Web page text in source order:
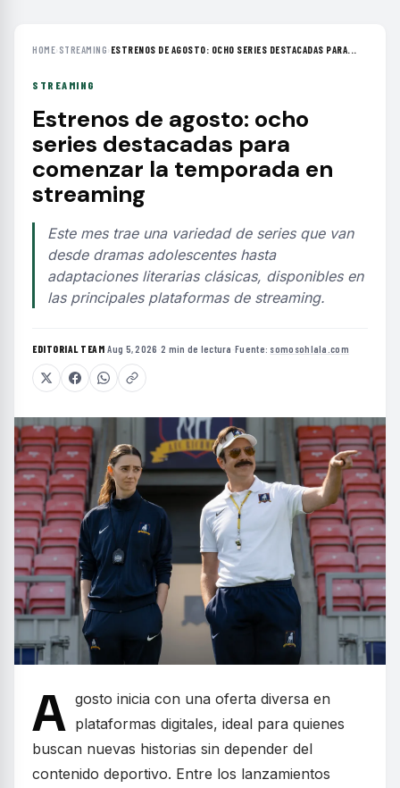
HOME› STREAMING› ESTRENOS DE AGOSTO: OCHO SERIES DESTACADAS PARA...
STREAMING
Estrenos de agosto: ocho
series destacadas para
comenzar la temporada en
streaming
Este mes trae una variedad de series que van
desde dramas adolescentes hasta
adaptaciones literarias clásicas, disponibles en
las principales plataformas de streaming.
EDITORIAL TEAM·Aug 5, 2026 ·2 min de lectura ·Fuente: somosohlala.com
A gosto inicia con una oferta diversa en
plataformas digitales, ideal para quienes
buscan nuevas historias sin depender del
contenido deportivo. Entre los lanzamientos